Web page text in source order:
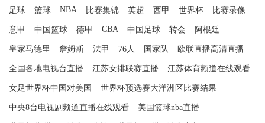
足球 篮球 NBA 比赛集锦 英超 西甲 世界杯 比赛录像
意甲 中国篮球 德甲 CBA 中国足球 转会 阿根廷
皇家马德里 詹姆斯 法甲 76人 国家队 欧联直播高清直播
全国各地电视台直播 江苏女排联赛直播 江苏体育频道在线观看
女足世界杯中国对美国 世界杯预选赛大洋洲区比赛结果
中央8台电视剧频道直播在线观看 美国篮球nba直播